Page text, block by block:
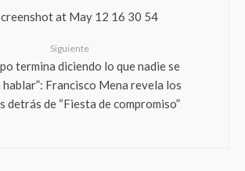
Siguiente
termina diciendo lo que nadie se
Francisco Mena revela los
detrás de “Fiesta de compromiso”